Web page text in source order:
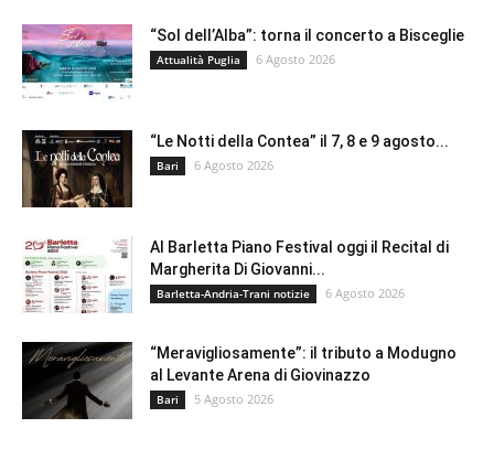
“Sol dell’Alba”: torna il concerto a Bisceglie
Attualità Puglia 6 Agosto 2026
“Le Notti della Contea” il 7, 8 e 9 agosto...
Bari 6 Agosto 2026
Al Barletta Piano Festival oggi il Recital di
Margherita Di Giovanni...
Barletta-Andria-Trani notizie 6 Agosto 2026
“Meravigliosamente”: il tributo a Modugno
al Levante Arena di Giovinazzo
Bari 5 Agosto 2026